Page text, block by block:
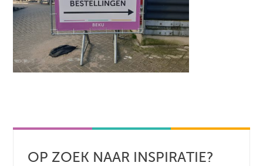
OP ZOEK NAAR INSPIRATIE?